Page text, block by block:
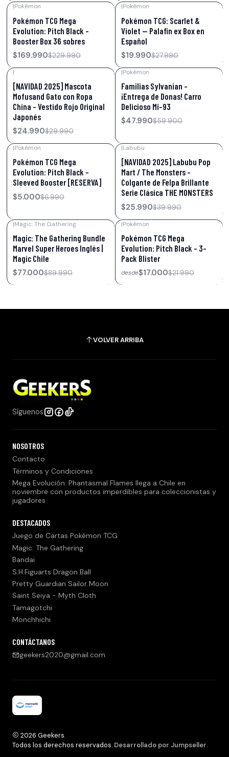
|Pokémon
Pokémon TCG Mega
Evolution: Pitch Black –
Booster Box 36 sobres
$169.990$229.990
|Pokémon
Pokémon TCG: Scarlet &
Violet — Palafin ex Box en
Español
$19.990$27.990
|
[NAVIDAD 2025] Mascota
Mofusand Gato con Ropa
China – Vestido Rojo Original
Japonés
$24.990$29.990
|Pokémon
Familias Sylvanian -
¡Entrega de Donas! Carro
Delicioso Mi-93
$47.990$59.900
|Pokémon
Pokémon TCG Mega
Evolution: Pitch Black –
Sleeved Booster [RESERVA]
$5.000$6.990
|Labubu
[NAVIDAD 2025] Labubu Pop
Mart / The Monsters -
Colgante de Felpa Brillante
Serie Clásica THE MONSTERS
$25.990$39.990
|Magic: The Gathering
Magic: The Gathering Bundle
Marvel Super Heroes Inglés |
Magic Chile
$77.000$89.990
|Pokémon
Pokémon TCG Mega
Evolution: Pitch Black – 3-
Pack Blister
desde$17.000$21.990
VOLVER ARRIBA
Síguenos
NOSOTROS
Contacto
Términos y Condiciones
Mega Evolución: Phantasmal Flames llega a Chile en
noviembre con productos imperdibles para coleccionistas y
jugadores
DESTACADOS
Juego de Cartas Pokémon TCG
Magic: The Gathering
Bandai
S.H.Figuarts Dragon Ball
Pretty Guardian Sailor Moon
Saint Seiya - Myth Cloth
Tamagotchi
Monchhichi
CONTÁCTANOS
geekers2020@gmail.com
2026 Geekers.
Todos los derechos reservados. Desarrollado por Jumpseller.